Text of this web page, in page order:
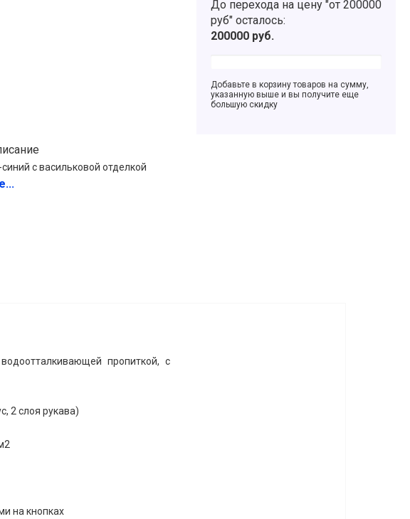
с васильковой отделкой
До перехода на цену "от 200000
руб" осталось:
200000 руб.
Добавьте в корзину товаров на сумму,
указанную выше и вы получите еще
большую скидку
пропиткой, с
2 слоя рукава)
на кнопках